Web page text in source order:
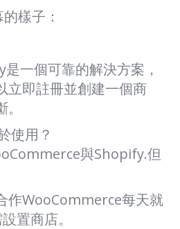
樣子：
一個可靠的解決方案，
立即註冊並創建一個商
使用？
與Shopify.但
作WooCommerce每天就
置商店。